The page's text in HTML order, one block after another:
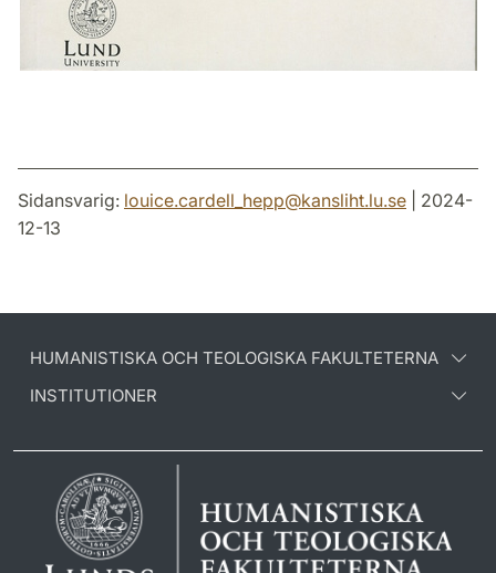
Sidansvarig: louice.cardell_hepp@kansliht.lu.se | 2024-
12-13
HUMANISTISKA OCH TEOLOGISKA FAKULTETERNA
INSTITUTIONER